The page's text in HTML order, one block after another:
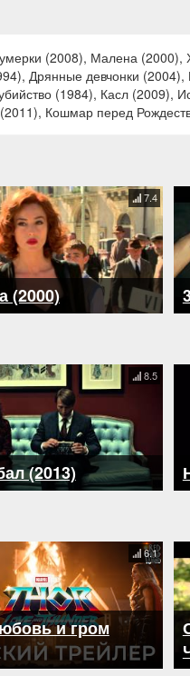
(2008), Малена (2000),
Дрянные девчонки
(1984), Касл (2009),
Кошмар перед
(2000)
7.4
(2013)
8.5
и гром
6.1